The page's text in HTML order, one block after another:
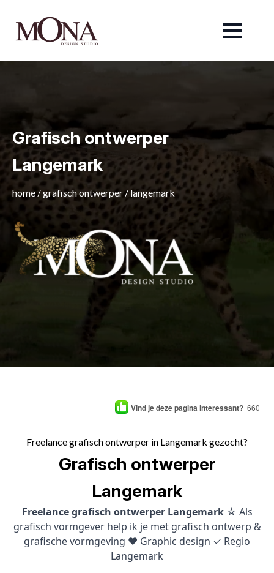
Grafisch ontwerper
Langemark
home /grafisch ontwerper / langemark
Vind je deze pagina interessant? 660
Freelance grafisch ontwerper in Langemark gezocht?
Grafisch ontwerper
Langemark
Freelance grafisch ontwerper Langemark ☆ Als
grafisch vormgever help ik je met grafisch ontwerp &
grafische vormgeving ♥ Graphic design ✓ Regio
Langemark